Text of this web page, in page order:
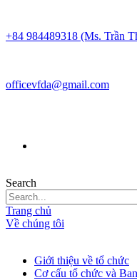
+84 984489318 (Ms. Trần
officevfda@gmail.com
Search
Trang chủ
Về chúng tôi
Giới thiệu về tổ chức
Cơ cấu tổ chức và